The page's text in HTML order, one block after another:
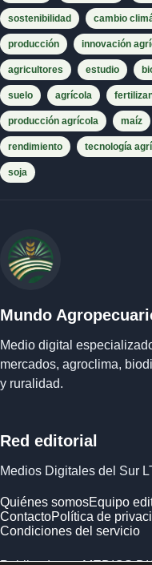
sostenibilidad cambio
producción innovación
agricultores estudio
suelo agrícola
producción agrícola maíz
rendimiento tecnología
soja
Mundo
Medio digital
mercados, agroclima,
y ruralidad.
Red editorial
Medios Digitales del Sur
Quiénes somosEquipo
ContactoPolítica de
Condiciones del servicio